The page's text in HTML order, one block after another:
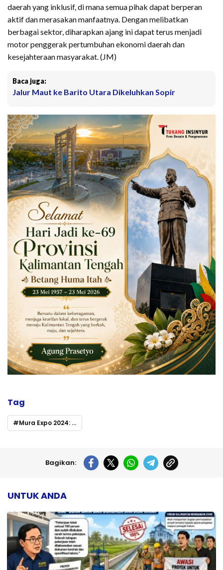
daerah yang inklusif, di mana semua pihak dapat berperan
aktif dan merasakan manfaatnya. Dengan melibatkan
berbagai sektor, diharapkan ajang ini dapat terus menjadi
motor penggerak pertumbuhan ekonomi daerah dan
kesejahteraan masyarakat. (JM)
Baca juga:
Jalur Maut ke Barito Utara Dikeluhkan Sopir
Tag
Mura Expo 2024: Ajang Strategis Promosi Potensi Daerah dan Pembangunan di Murung Raya
Bagikan:
UNTUK ANDA